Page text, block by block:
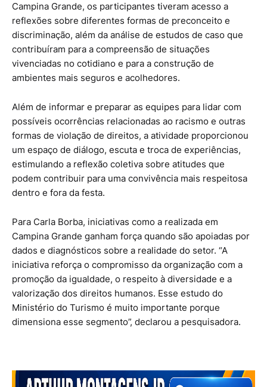
Campina Grande, os participantes tiveram acesso a
reflexões sobre diferentes formas de preconceito e
discriminação, além da análise de estudos de caso que
contribuíram para a compreensão de situações
vivenciadas no cotidiano e para a construção de
ambientes mais seguros e acolhedores.
Além de informar e preparar as equipes para lidar com
possíveis ocorrências relacionadas ao racismo e outras
formas de violação de direitos, a atividade proporcionou
um espaço de diálogo, escuta e troca de experiências,
estimulando a reflexão coletiva sobre atitudes que
podem contribuir para uma convivência mais respeitosa
dentro e fora da festa.
Para Carla Borba, iniciativas como a realizada em
Campina Grande ganham força quando são apoiadas por
dados e diagnósticos sobre a realidade do setor. “A
iniciativa reforça o compromisso da organização com a
promoção da igualdade, o respeito à diversidade e a
valorização dos direitos humanos. Esse estudo do
Ministério do Turismo é muito importante porque
dimensiona esse segmento”, declarou a pesquisadora.